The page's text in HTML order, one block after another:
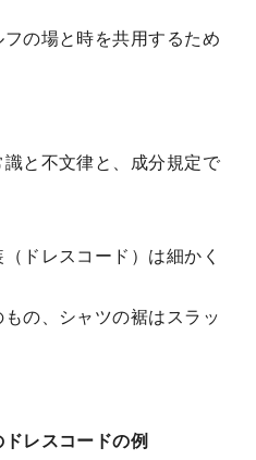
の場と時を共用するため
と不文律と、成分規定で
ドレスコード）は細かく
の、シャツの裾はスラッ
レスコードの例